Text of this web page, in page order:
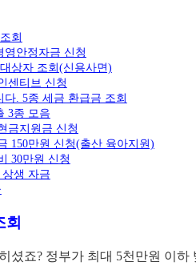
회
영안정자금 신청
상자 조회(신용사면)
센티브 신청
다. 5종 세금 환급금 조회
3종 모음
금지원금 신청
150만원 신청(출산 육아지원)
30만원 신청
생 자금
회
셨죠? 정부가 최대 5천만원 이